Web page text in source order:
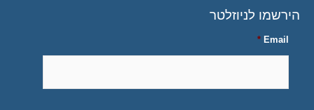
הירשמו לניוזלטר
Email
*